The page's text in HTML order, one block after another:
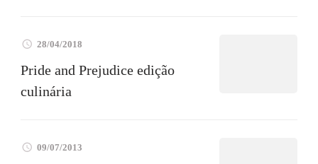
28/04/2018
Pride and Prejudice edição
culinária
09/07/2013